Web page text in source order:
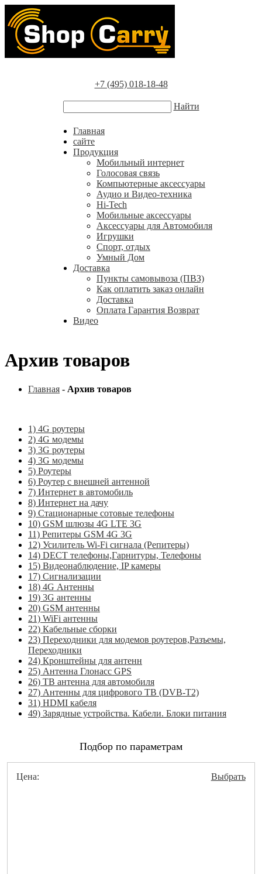
+7 (495) 018-18-48
Найти
Главная
сайте
Продукция
Мобильный интернет
Голосовая связь
Компьютерные аксессуары
Аудио и Видео-техника
Hi-Tech
Мобильные аксессуары
Аксессуары для Автомобиля
Игрушки
Спорт, отдых
Умный Дом
Доставка
Пункты самовывоза (ПВЗ)
Как оплатить заказ онлайн
Доставка
Оплата Гарантия Возврат
Видео
Архив товаров
Главная - Архив товаров
1) 4G роутеры
2) 4G модемы
3) 3G роутеры
4) 3G модемы
5) Роутеры
6) Роутер с внешней антенной
7) Интернет в автомобиль
8) Интернет на дачу
9) Стационарные сотовые телефоны
10) GSM шлюзы 4G LTE 3G
11) Репитеры GSM 4G 3G
12) Усилитель Wi-Fi сигнала (Репитеры)
14) DECT телефоны,Гарнитуры, Телефоны
15) Видеонаблюдение, IP камеры
17) Сигнализации
18) 4G Антенны
19) 3G антенны
20) GSM антенны
21) WiFi антенны
22) Кабельные сборки
23) Переходники для модемов роутеров,Разъемы,
Переходники
24) Кронштейны для антенн
25) Антенна Глонасс GPS
26) ТВ антенна для автомобиля
27) Антенны для цифрового ТВ (DVB-T2)
31) HDMI кабеля
49) Зарядные устройства. Кабели. Блоки питания
Подбор по параметрам
Цена: Выбрать